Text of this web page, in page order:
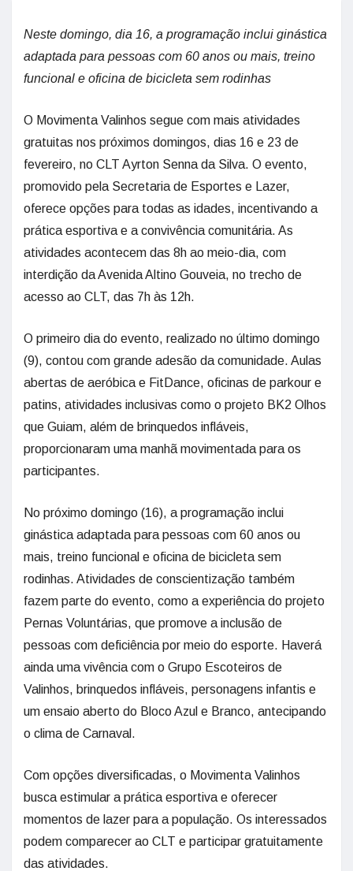
Neste domingo, dia 16, a programação inclui ginástica
adaptada para pessoas com 60 anos ou mais, treino
funcional e oficina de bicicleta sem rodinhas
O Movimenta Valinhos segue com mais atividades
gratuitas nos próximos domingos, dias 16 e 23 de
fevereiro, no CLT Ayrton Senna da Silva. O evento,
promovido pela Secretaria de Esportes e Lazer,
oferece opções para todas as idades, incentivando a
prática esportiva e a convivência comunitária. As
atividades acontecem das 8h ao meio-dia, com
interdição da Avenida Altino Gouveia, no trecho de
acesso ao CLT, das 7h às 12h.
O primeiro dia do evento, realizado no último domingo
(9), contou com grande adesão da comunidade. Aulas
abertas de aeróbica e FitDance, oficinas de parkour e
patins, atividades inclusivas como o projeto BK2 Olhos
que Guiam, além de brinquedos infláveis,
proporcionaram uma manhã movimentada para os
participantes.
No próximo domingo (16), a programação inclui
ginástica adaptada para pessoas com 60 anos ou
mais, treino funcional e oficina de bicicleta sem
rodinhas. Atividades de conscientização também
fazem parte do evento, como a experiência do projeto
Pernas Voluntárias, que promove a inclusão de
pessoas com deficiência por meio do esporte. Haverá
ainda uma vivência com o Grupo Escoteiros de
Valinhos, brinquedos infláveis, personagens infantis e
um ensaio aberto do Bloco Azul e Branco, antecipando
o clima de Carnaval.
Com opções diversificadas, o Movimenta Valinhos
busca estimular a prática esportiva e oferecer
momentos de lazer para a população. Os interessados
podem comparecer ao CLT e participar gratuitamente
das atividades.